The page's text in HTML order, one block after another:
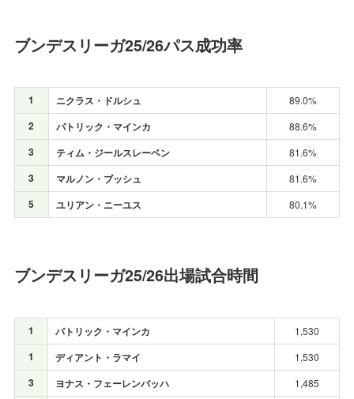
ブンデスリーガ25/26パス成功率
1 ニクラス・ドルシュ 89.0%
2 パトリック・マインカ 88.6%
3 ティム・ジールスレーベン 81.6%
3 マルノン・ブッシュ 81.6%
5 ユリアン・ニーユス 80.1%
ブンデスリーガ25/26出場試合時間
1 パトリック・マインカ 1,530
1 ディアント・ラマイ 1,530
3 ヨナス・フェーレンバッハ 1,485